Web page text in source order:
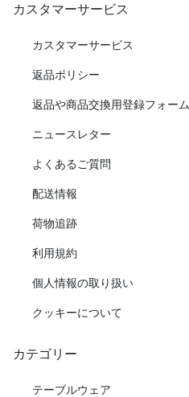
カスタマーサービス
カスタマーサービス
返品ポリシー
返品や商品交換用登録フォーム
ニュースレター
よくあるご質問
配送情報
荷物追跡
利用規約
個人情報の取り扱い
クッキーについて
カテゴリー
テーブルウェア